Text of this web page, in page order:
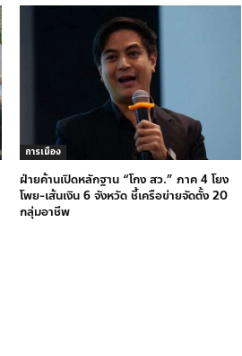
การเมือง
ฝ่ายค้านเปิดหลักฐาน “โกง สว.” ภาค 4 โยง
โพย-เส้นเงิน 6 จังหวัด ชี้เครือข่ายจัดตั้ง 20
กลุ่มอาชีพ